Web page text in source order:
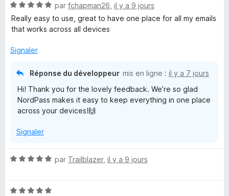
r
d
P
a
s
s
®
P
u
r
5
é
5
s
r
N
o
t
5
par fchapman26 il y a 9 jours
Really easy to use, great to have one place for all my emails
that works across all devices
Signaler
Réponse du développeur mis en ligne : il y a 7 jours
Hi! Thank you for the lovely feedback. We’re so glad
NordPass makes it easy to keep everything in one place
across your devices!🙌
Signaler
N
é
par Trailblazer, il y a 9 jours
N